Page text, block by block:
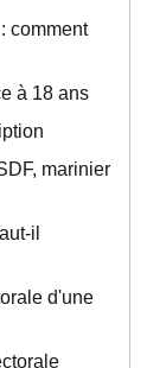
comment
à 18 ans
marinier
il
d'une